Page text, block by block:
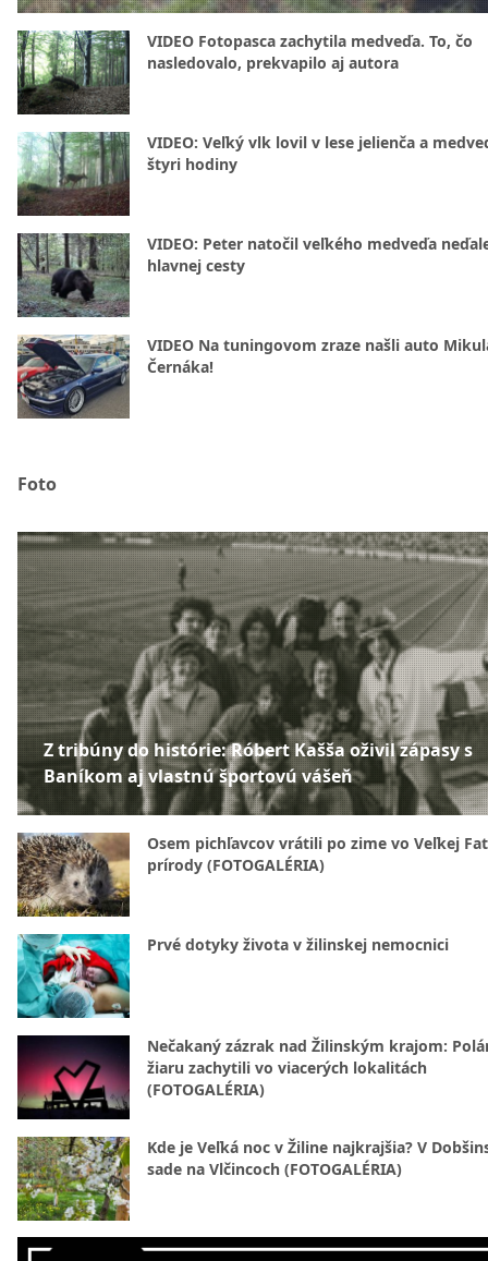
VIDEO Fotopasca zachytila medveďa. To, čo
nasledovalo, prekvapilo aj autora
VIDEO: Veľký vlk lovil v lese jelienča a
štyri hodiny
VIDEO: Peter natočil veľkého medveďa
hlavnej cesty
VIDEO Na tuningovom zraze našli auto
Černáka!
Foto
Z tribúny do histórie: Róbert Kašša oživil zápasy s
Baníkom aj vlastnú športovú vášeň
Osem pichľavcov vrátili po zime vo Veľkej
prírody (FOTOGALÉRIA)
Prvé dotyky života v žilinskej nemocnici
Nečakaný zázrak nad Žilinským krajom:
žiaru zachytili vo viacerých lokalitách
(FOTOGALÉRIA)
Kde je Veľká noc v Žiline najkrajšia? V
sade na Vlčincoch (FOTOGALÉRIA)